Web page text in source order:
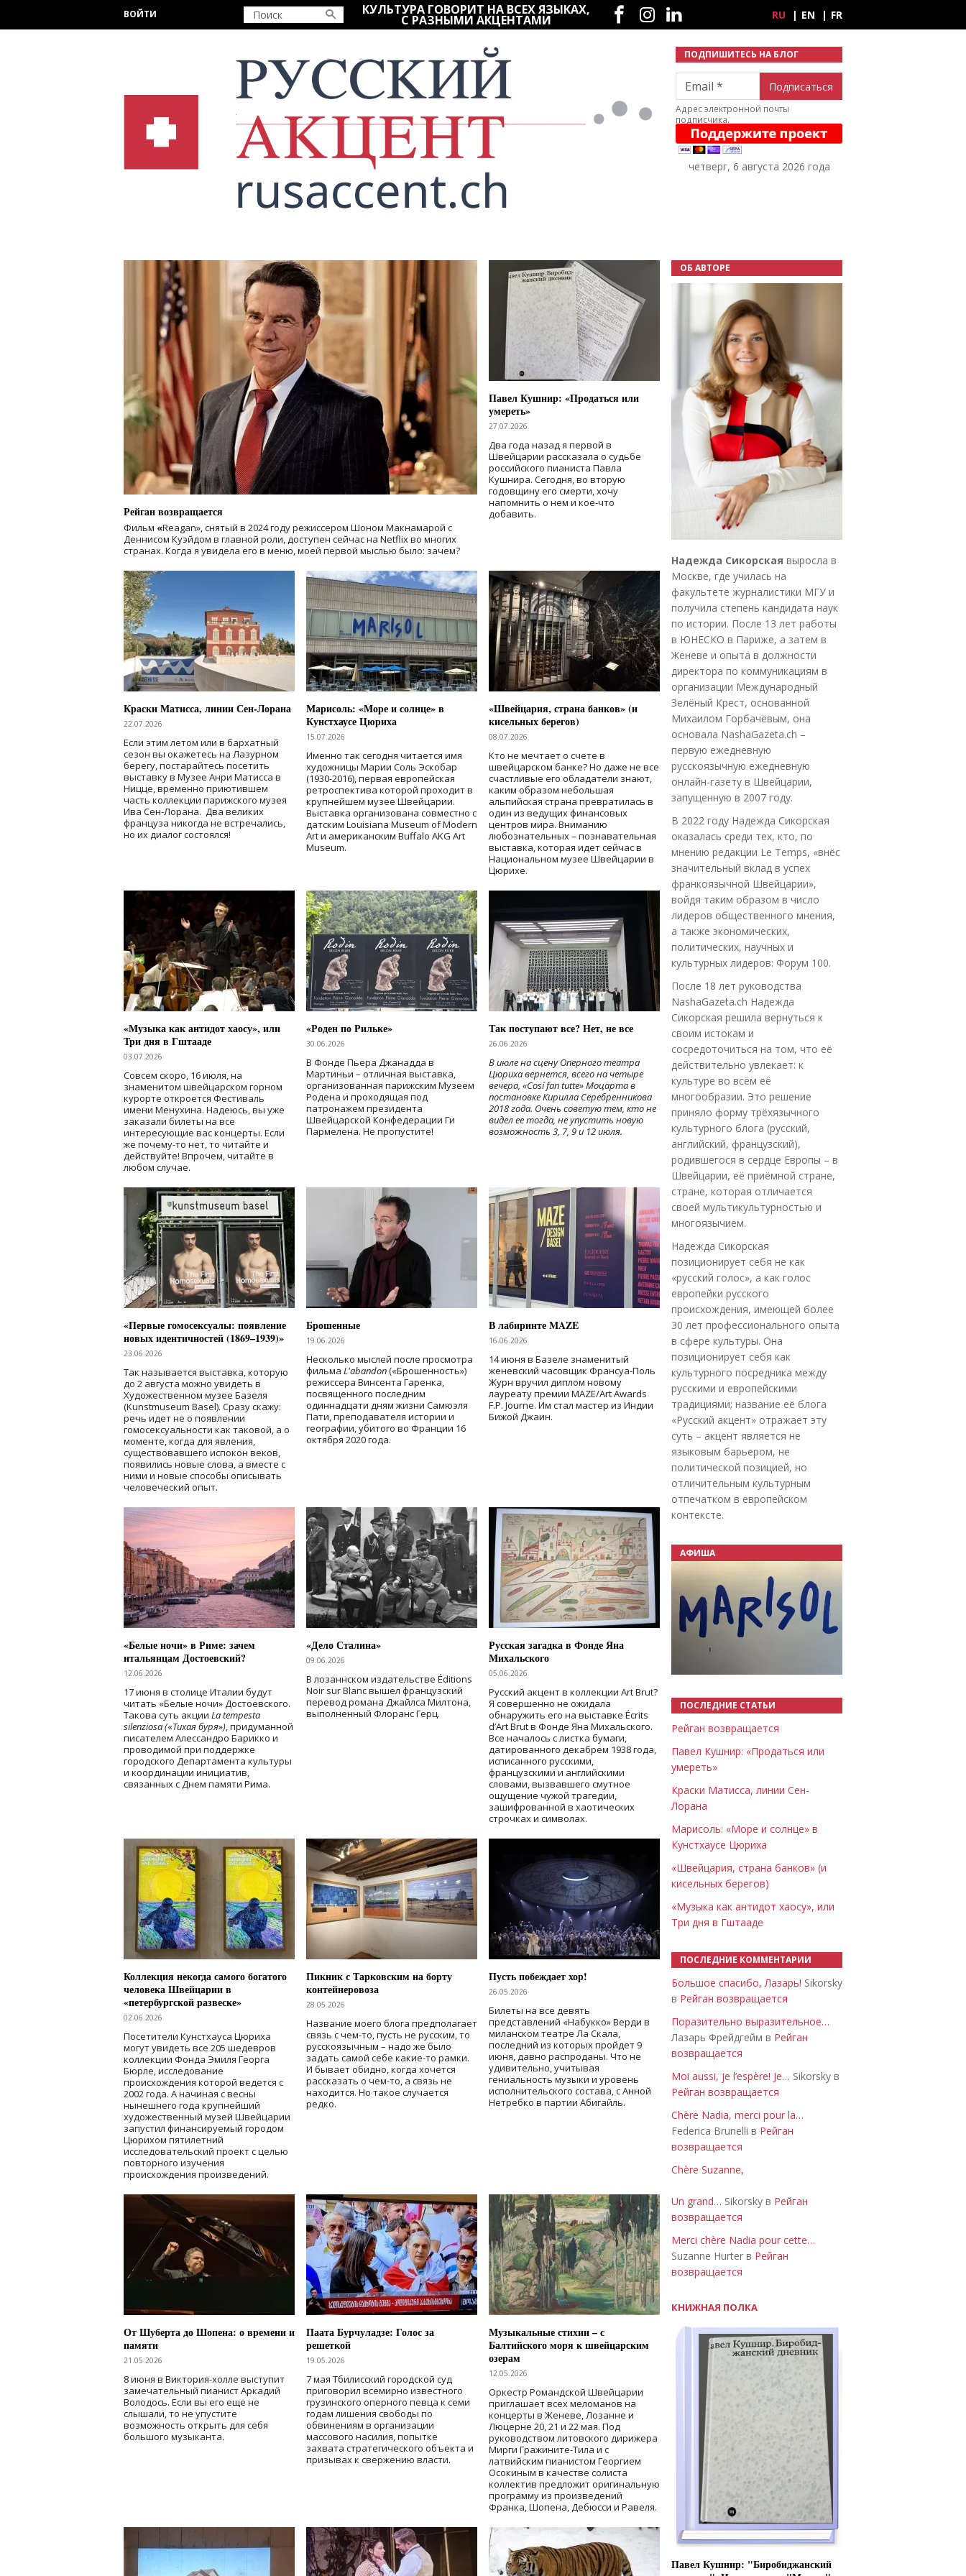
ВОЙТИ КУЛЬТУРА ГОВОРИТ НА ВСЕХ ЯЗЫКАХ,
С РАЗНЫМИ АКЦЕНТАМИ
Социальные сети
RU EN FR
ПОДПИШИТЕСЬ НА БЛОГ
Email
Адрес электронной почты
подписчика.
четверг, 6 августа 2026 года
Рейган возвращается
Фильм «Reagan», снятый в 2024 годурежиссером Шоном Макнамарой с
Деннисом Куэйдом в главной роли, доступен сейчас на Netflix во многих
странах. Когда я увидела его в меню, моей первой мыслью было: зачем?
Павел Кушнир: «Продаться или
умереть»
27.07.2026
Два года назад я первой в
Швейцарии рассказала о судьбе
российского пианиста Павла
Кушнира. Сегодня, во вторую
годовщину его смерти, хочу
напомнить о нем и кое-что
добавить.
Краски Матисса, линии Сен-Лорана
22.07.2026
Если этим летом или в бархатный
сезон вы окажетесь на Лазурном
берегу, постарайтесь посетить
выставку в Музее Анри Матисса в
Ницце, временно приютившем
часть коллекции парижского музея
Ива Сен-Лорана. Два великих
француза никогда не встречались,
но их диалог состоялся!
Марисоль: «Море и солнце» в
Кунстхаусе Цюриха
15.07.2026
Именно так сегодня читается имя
художницы Марии Соль Эскобар
(1930-2016), первая европейская
ретроспектива которой проходит в
крупнейшем музее Швейцарии.
Выставка организована совместно с
датским Louisiana Museum of Modern
Art и американским Buffalo AKG Art
Museum.
«Швейцария, страна банков» (и
кисельных берегов)
08.07.2026
Кто не мечтает о счете в
швейцарском банке? Но даже не все
счастливые его обладатели знают,
каким образом небольшая
альпийская страна превратилась в
один из ведущих финансовых
центров мира. Вниманию
любознательных – познавательная
выставка, которая идет сейчас в
Национальном музее Швейцарии в
Цюрихе.
«Музыка как антидот хаосу», или
Три дня в Гштааде
03.07.2026
Совсем скоро, 16 июля, на
знаменитом швейцарском горном
курорте откроется Фестиваль
имени Менухина. Надеюсь, вы уже
заказали билеты на все
интересующие вас концерты. Если
же почему-то нет, то читайте и
действуйте! Впрочем, читайте в
любом случае.
«Роден по Рильке»
30.06.2026
В Фонде Пьера Джанадда в
Мартиньи – отличная выставка,
организованная парижским Музеем
Родена и проходящая под
патронажем президента
Швейцарской Конфедерации Ги
Пармелена. Не пропустите!
Так поступают все? Нет, не все
26.06.2026
В июле на сцену Оперного театра
Цюриха вернется, всего на четыре
вечера, «Cosí fan tutte» Моцарта в
постановке Кирилла Серебренникова
2018 года. Очень советую тем, кто не
видел ее тогда, не упустить новую
возможность 3, 7, 9 и 12 июля.
«Первые гомосексуалы: появление
новых идентичностей (1869–1939)»
23.06.2026
Так называется выставка, которую
до 2 августа можно увидеть в
Художественном музее Базеля
(Kunstmuseum Basel). Сразу скажу:
речь идет не о появлении
гомосексуальности как таковой, а о
моменте, когда для явления,
существовавшего испокон веков,
появились новые слова, а вместе с
ними и новые способы описывать
человеческий опыт.
Брошенные
19.06.2026
Несколько мыслей после просмотра
фильма L'abandon(«Брошенность»)
режиссера Винсента Гаренка,
посвященного последним
одиннадцати дням жизни Самюэля
Пати, преподавателя истории и
географии, убитого во Франции 16
октября 2020 года.
В лабиринте MAZE
16.06.2026
14 июня в Базеле знаменитый
женевский часовщик Франсуа-Поль
Журн вручил диплом новому
лауреату премии MAZE/Art Awards
F.P. Journe. Им стал мастер из Индии
Бижой Джаин.
«Белые ночи» в Риме: зачем
итальянцам Достоевский?
12.06.2026
17 июня в столице Италии будут
читать «Белые ночи» Достоевского.
Такова суть акции La tempesta
silenziosa («Тихая буря»), придуманной
писателем Алессандро Барикко и
проводимой при поддержке
городского Департамента культуры
и координации инициатив,
связанных с Днем памяти Рима.
«Дело Сталина»
09.06.2026
В лозаннском издательстве Éditions
Noir sur Blanc вышел французский
перевод романа Джайлса Милтона,
выполненный Флоранс Герц.
Русская загадка в Фонде Яна
Михальского
05.06.2026
Русский акцент в коллекции Art Brut?
Я совершенно не ожидала
обнаружить его на выставке Écrits
d’Art Brut в Фонде Яна Михальского.
Все началось с листка бумаги,
датированного декабрем 1938 года,
исписанного русскими,
французскими и английскими
словами, вызвавшего смутное
ощущение чужой трагедии,
зашифрованной в хаотических
строчках и символах.
Коллекция некогда самого богатого
человека Швейцарии в
«петербургской развеске»
02.06.2026
Посетители Кунстхауса Цюриха
могут увидеть все 205 шедевров
коллекции Фонда Эмиля Георга
Бюрле, исследование
происхождения которой ведется с
2002 года. А начиная с весны
нынешнего года крупнейший
художественный музей Швейцарии
запустил финансируемый городом
Цюрихом пятилетний
исследовательский проект с целью
повторного изучения
происхождения произведений.
Пикник с Тарковским на борту
контейнеровоза
28.05.2026
Название моего блога предполагает
связь с чем-то, пусть не русским, то
русскоязычным – надо же было
задать самой себе какие-то рамки.
И бывает обидно, когда хочется
рассказать о чем-то, а связь не
находится. Но такое случается
редко.
Пусть побеждает хор!
26.05.2026
Билеты на все девять
представлений «Набукко» Верди в
миланском театре Ла Скала,
последний из которых пройдет 9
июня, давно распроданы. Что не
удивительно, учитывая
гениальность музыки и уровень
исполнительского состава, с Анной
Нетребко в партии Абигайль.
От Шуберта до Шопена: о времени и
памяти
21.05.2026
8 июня в Виктория-холле выступит
замечательный пианист Аркадий
Володось. Если вы его еще не
слышали, то не упустите
возможность открыть для себя
большого музыканта.
Паата Бурчуладзе: Голос за
решеткой
19.05.2026
7 мая Тбилисский городской суд
приговорил всемирно известного
грузинского оперного певца к семи
годам лишения свободы по
обвинениям в организации
массового насилия, попытке
захвата стратегического объекта и
призывах к свержению власти.
Музыкальные стихии – с
Балтийского моря к швейцарским
озерам
12.05.2026
Оркестр Романдской Швейцарии
приглашает всех меломанов на
концерты в Женеве, Лозанне и
Люцерне 20, 21 и 22 мая. Под
руководством литовского дирижера
Мирги Гражините-Тила и с
латвийским пианистом Георгием
Осокиным в качестве солиста
коллектив предложит оригинальную
программу из произведений
Франка, Шопена, Дебюсси и Равеля.
ОБ АВТОРЕ
Надежда Сикорская выросла в
Москве, где училась на
факультете журналистики МГУ и
получила степень кандидата наук
по истории. После 13 лет работы
в ЮНЕСКО в Париже, а затем в
Женеве и опыта в должности
директора по коммуникациям в
организации Международный
Зелёный Крест, основанной
Михаилом Горбачёвым, она
основала NashaGazeta.ch –
первую ежедневную
русскоязычную ежедневную
онлайн-газету в Швейцарии,
запущенную в 2007 году.
В 2022 году Надежда Сикорская
оказалась среди тех, кто, по
мнению редакции Le Temps, «внёс
значительный вклад в успех
франкоязычной Швейцарии»,
войдя таким образом в число
лидеров общественного мнения,
а также экономических,
политических, научных и
культурных лидеров: Форум 100.
После 18 лет руководства
NashaGazeta.ch Надежда
Сикорская решила вернуться к
своим истокам и
сосредоточиться на том, что её
действительно увлекает: к
культуре во всём её
многообразии. Это решение
приняло форму трёхязычного
культурного блога (русский,
английский, французский),
родившегося в сердце Европы – в
Швейцарии, её приёмной стране,
стране, которая отличается
своей мультикультурностью и
многоязычием.
Надежда Сикорская
позиционирует себя не как
«русский голос», а как голос
европейки русского
происхождения, имеющей более
30 лет профессионального опыта
в сфере культуры. Она
позиционирует себя как
культурного посредника между
русскими и европейскими
традициями; название её блога
«Русский акцент» отражает эту
суть – акцент является не
языковым барьером, не
политической позицией, но
отличительным культурным
отпечатком в европейском
контексте.
АФИША
ПОСЛЕДНИЕ СТАТЬИ
Рейган возвращается
Павел Кушнир: «Продаться или
умереть»
Краски Матисса, линии Сен-
Лорана
Марисоль: «Море и солнце» в
Кунстхаусе Цюриха
«Швейцария, страна банков» (и
кисельных берегов)
«Музыка как антидот хаосу», или
Три дня в Гштааде
ПОСЛЕДНИЕ КОММЕНТАРИИ
Большое спасибо, Лазарь! Sikorsky
в Рейган возвращается
Поразительно выразительное…
Лазарь Фрейдгейм в Рейган
возвращается
Moi aussi, je l’espère! Je… Sikorsky в
Рейган возвращается
Chère Nadia, merci pour la…
Federica Brunelli в Рейган
возвращается
Chère Suzanne,
Un grand… Sikorsky в Рейган
возвращается
Merci chère Nadia pour cette…
Suzanne Hurter в Рейган
возвращается
КНИЖНАЯ ПОЛКА
Павел Кушнир: "Биробиджанский